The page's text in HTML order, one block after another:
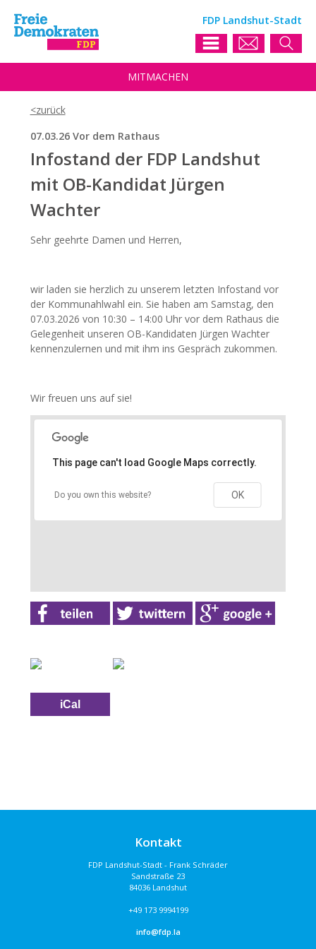
FDP Landshut-Stadt
MITMACHEN
07.03.26 Vor dem Rathaus
Infostand der FDP Landshut
mit OB-Kandidat Jürgen
Wachter
Sehr geehrte Damen und Herren,
wir laden sie herzlich zu unserem letzten Infostand vor
der Kommunahlwahl ein. Sie haben am Samstag, den
07.03.2026 von 10:30 – 14:00 Uhr vor dem Rathaus die
Gelegenheit unseren OB-Kandidaten Jürgen Wachter
kennenzulernen und mit ihm ins Gespräch zukommen.
Wir freuen uns auf sie!
This page can't load Google Maps correctly.
Do you own this website? OK
iCal
Kontakt
FDP Landshut-Stadt - Frank Schräder
Sandstraße 23
84036 Landshut
+49 173 9994199
info@fdp.la